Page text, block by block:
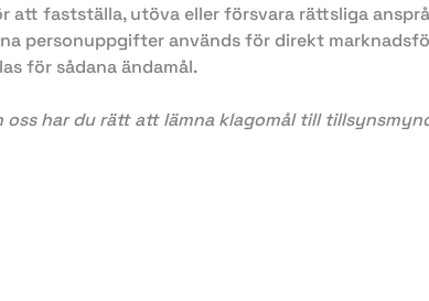
att fastställa, utöva eller försvara rättsliga
personuppgifter används för direkt
för sådana ändamål.
har du rätt att lämna klagomål till